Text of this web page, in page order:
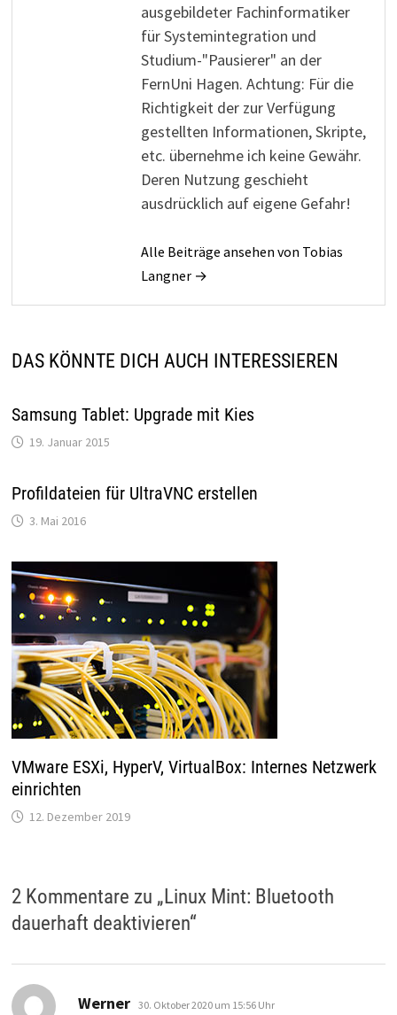
ausgebildeter Fachinformatiker
für Systemintegration und
Studium-"Pausierer" an der
FernUni Hagen. Achtung: Für die
Richtigkeit der zur Verfügung
gestellten Informationen, Skripte,
etc. übernehme ich keine Gewähr.
Deren Nutzung geschieht
ausdrücklich auf eigene Gefahr!
Alle Beiträge ansehen von Tobias
Langner →
DAS KÖNNTE DICH AUCH INTERESSIEREN
Samsung Tablet: Upgrade mit Kies
19. Januar 2015
Profildateien für UltraVNC erstellen
3. Mai 2016
VMware ESXi, HyperV, VirtualBox: Internes Netzwerk
einrichten
12. Dezember 2019
2 Kommentare zu „Linux Mint: Bluetooth
dauerhaft deaktivieren“
Werner sagt:
30. Oktober 2020 um 15:56 Uhr